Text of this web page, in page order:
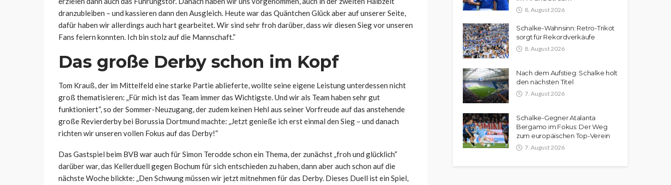
dranzubleiben – und kassieren dann den Ausgleich. Heute war das Quäntchen Glück aber auf unserer Seite,
dafür haben wir allerdings auch hart gearbeitet. Wir sind sehr froh darüber, dass wir diesen Sieg vor unseren
Fans feiern konnten. Ich bin stolz auf die Mannschaft.“
Das große Derby schon im Kopf
Tom Krauß, der im Mittelfeld eine starke Partie ablieferte, wollte seine eigene Leistung unterdessen nicht
groß thematisieren: „Für mich ist das Team immer das Wichtigste. Und wir als Team haben sehr gut
funktioniert“, so der Sommer-Neuzugang, der zudem keinen Hehl aus seiner Vorfreude auf das anstehende
große Revierderby bei Borussia Dortmund machte: „Jetzt genieße ich erst einmal den Sieg – und danach
richten wir unseren vollen Fokus auf das Derby!“
Das Gastspiel beim BVB war auch für Simon Terodde schon ein Thema, der zunächst „froh und glücklich“
darüber war, das Kellerduell gegen Bochum für sich entschieden zu haben, dann aber auch schon auf die
nächste Woche blickte: „Den Schwung müssen wir jetzt mitnehmen für das Derby. Dieses Duell ist ein Spiel,
8. August 2026
Schalke-Wahnsinn: Retro-Trikot
sorgt für Rekordverkäufe
8. August 2026
Nach dem Aufstieg: Schalke holt
den nächsten Titel
7. August 2026
Schalke-Gegner Atalanta
Bergamo im Fokus: Der Weg
zum europäischen Top-Verein
7. August 2026